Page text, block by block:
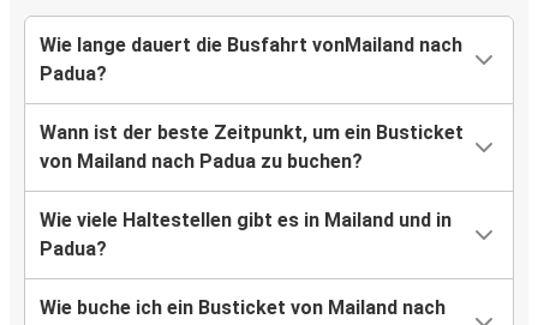
Wie lange dauert die Busfahrt vonMailand nach
Padua?
Wann ist der beste Zeitpunkt, um ein Busticket
von Mailand nach Padua zu buchen?
Wie viele Haltestellen gibt es in Mailand und in
Padua?
Wie buche ich ein Busticket von Mailand nach